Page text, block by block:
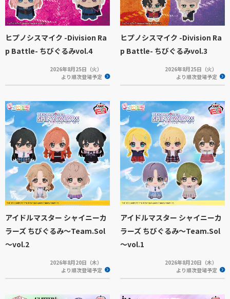
ヒプノシスマイク -Division Ra
p Battle- ちびぐるみvol.4
2026年8月25日（火）
より順次登場予定
ヒプノシスマイク -Division Ra
p Battle- ちびぐるみvol.3
2026年8月25日（火）
より順次登場予定
アイドルマスター シャイニーカ
ラーズ ちびぐるみ～Team.Sol
～vol.2
2026年8月20日（木）
より順次登場予定
アイドルマスター シャイニーカ
ラーズ ちびぐるみ～Team.Sol
～vol.1
2026年8月20日（木）
より順次登場予定